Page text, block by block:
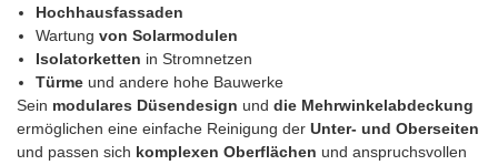
Hochhausfassaden
Wartung von Solarmodulen
Isolatorketten in Stromnetzen
Türmeund andere hohe Bauwerke
Sein modulares Düsendesign und die Mehrwinkelabdeckung
ermöglichen eine einfache Reinigung der Unter- und Oberseiten
und passen sich komplexen Oberflächen und anspruchsvollen